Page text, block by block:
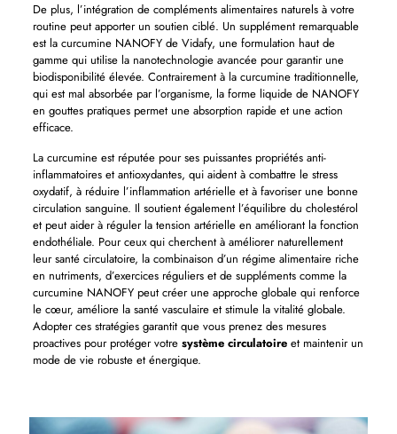
De plus, l’intégration de compléments alimentaires naturels à votre
routine peut apporter un soutien ciblé. Un supplément remarquable
est la curcumine NANOFY de Vidafy, une formulation haut de
gamme qui utilise la nanotechnologie avancée pour garantir une
biodisponibilité élevée. Contrairement à la curcumine traditionnelle,
qui est mal absorbée par l’organisme, la forme liquide de NANOFY
en gouttes pratiques permet une absorption rapide et une action
efficace.
La curcumine est réputée pour ses puissantes propriétés anti-
inflammatoires et antioxydantes, qui aident à combattre le stress
oxydatif, à réduire l’inflammation artérielle et à favoriser une bonne
circulation sanguine. Il soutient également l’équilibre du cholestérol
et peut aider à réguler la tension artérielle en améliorant la fonction
endothéliale. Pour ceux qui cherchent à améliorer naturellement
leur santé circulatoire, la combinaison d’un régime alimentaire riche
en nutriments, d’exercices réguliers et de suppléments comme la
curcumine NANOFY peut créer une approche globale qui renforce
le cœur, améliore la santé vasculaire et stimule la vitalité globale.
Adopter ces stratégies garantit que vous prenez des mesures
proactives pour protéger votre système circulatoireet maintenir un
mode de vie robuste et énergique.